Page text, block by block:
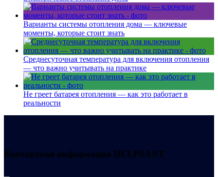
Варианты системы отопления дома — ключевые
моменты, которые стоит знать
Среднесуточная температура для включения отопления
— что важно учитывать на практике
Не греет батарея отопления — как это работает в
реальности
Контактная информация HELPSANT